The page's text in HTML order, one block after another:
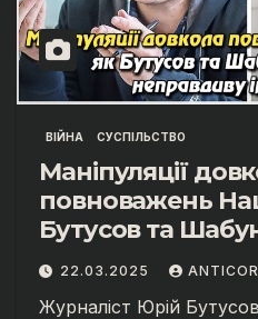
ВІЙНА СУСПІЛЬСТВО
Маніпуляції
повноважень
Бутусов та
неправдиву
22.03.2025
Журналіст Юрій Бутусов